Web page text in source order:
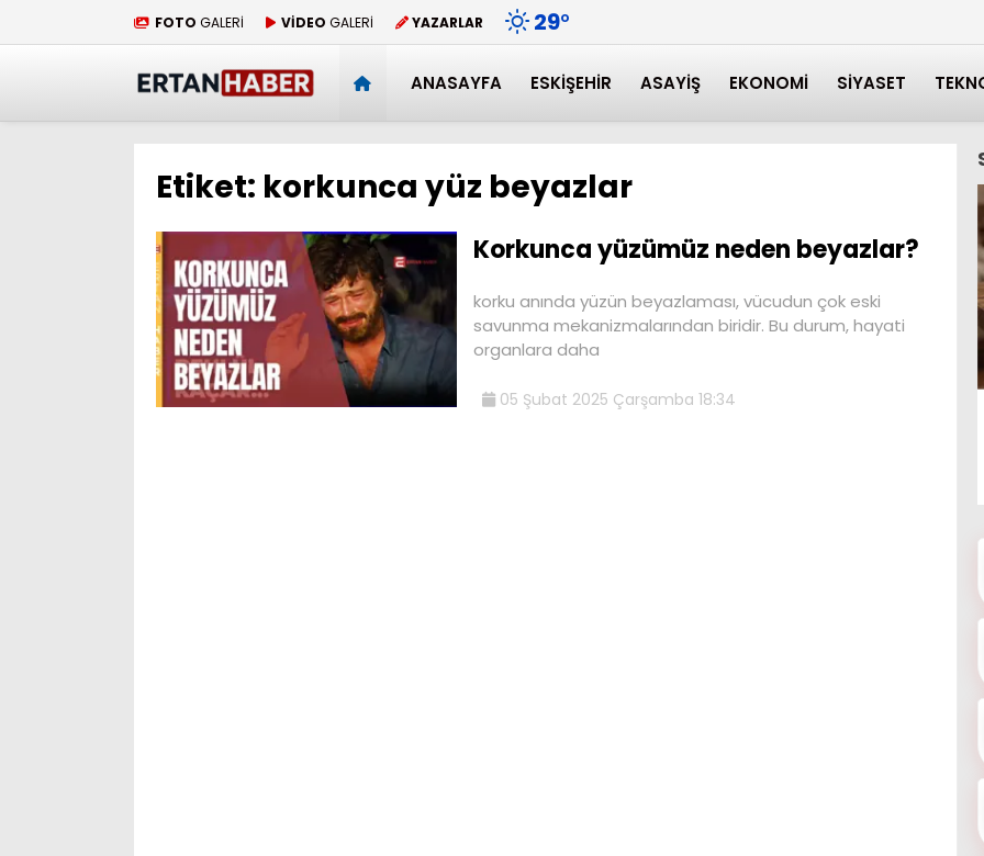
FOTO GALERİ VİDEO GALERİ YAZARLAR 29°
ANASAYFA ESKIŞEHIR ASAYIŞ EKONOMI SIYASET
Etiket: korkunca yüz beyazlar
Korkunca yüzümüz neden beyazlar?
korku anında yüzün beyazlaması, vücudun çok eski
savunma mekanizmalarından biridir. Bu durum, hayati
organlara daha
05 Şubat 2025 Çarşamba 18:34